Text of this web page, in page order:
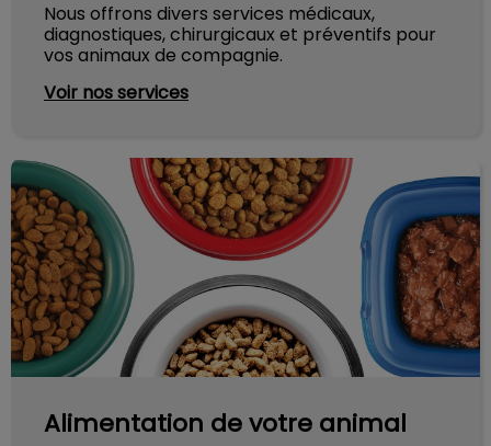
Nous offrons divers services médicaux,
diagnostiques, chirurgicaux et préventifs pour
vos animaux de compagnie.
Voir nos services
Alimentation de votre animal
Alimentation de votre animal